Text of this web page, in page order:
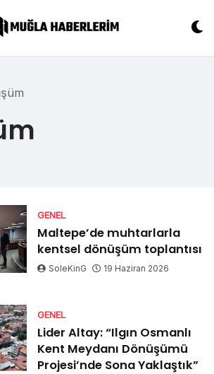
GENEL
Maltepe’de muhtarlarla
kentsel dönüşüm toplantısı
SoleKinG 19 Haziran 2026
GENEL
Lider Altay: “Ilgın Osmanlı
Kent Meydanı Dönüşümü
Projesi’nde Sona Yaklaştık”